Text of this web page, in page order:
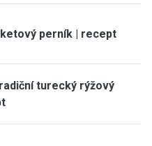
perník | recept
turecký rýžový